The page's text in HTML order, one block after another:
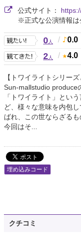
公式サイト：
※正式な公演情報は
0人 / 0.0
2人 / 4.0
【トワイライトシリーズ
Sun-mallstudio produce
「トワイライト」とい
ど、様々な意味を内包
ばれ、この世ならざる
今回はそ...
埋め込みコード
クチコミ